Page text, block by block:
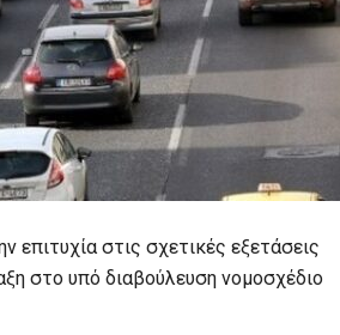
στις σχετικές εξετάσεις
στο υπό διαβούλευση νομοσχέδιο